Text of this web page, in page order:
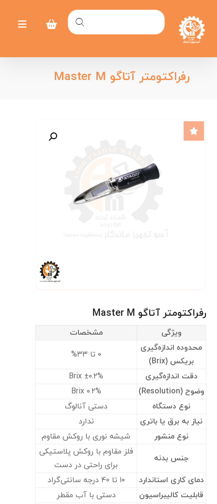
رفراکتومتر آتاگو Master M
رفراکتومتر آتاگو Master M
ویژگی
مشخصات
محدوده اندازه‌گیری
بریکس (Brix)
۰ تا ۳۳%
دقت اندازه‌گیری
±۰.۲% Brix
وضوح (Resolution)
۰.۲% Brix
نوع دستگاه
دستی آنالوگ
نیاز به برق یا باتری
ندارد
نوع منشور
شیشه نوری با روکش مقاوم
جنس بدنه
فلز مقاوم با روکش پلاستیکی
برای راحتی در دست
دمای کاری استاندارد
۱۰ تا ۴۰ درجه سانتی‌گراد
قابلیت کالیبراسیون
دستی با آب مقطر